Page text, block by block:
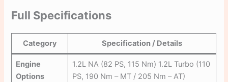
Full Specifications
Category Specification / Details
Engine
Options
1.2L NA (82 PS, 115 Nm) 1.2L Turbo (110
PS, 190 Nm – MT / 205 Nm – AT)